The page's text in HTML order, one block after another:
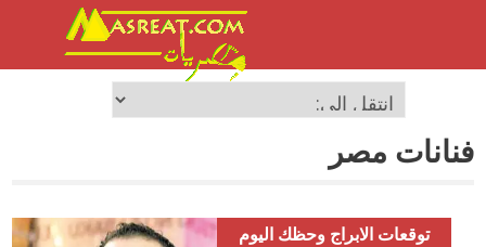
فنانات مصر
توقعات الابراج وحظك اليوم